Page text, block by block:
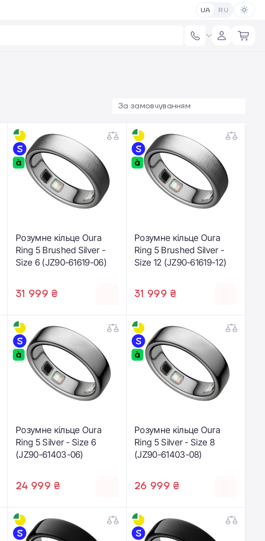
UA RU
За замовчуванням
Розумне кільце Oura
Ring 5 Brushed Silver -
Size 6 (JZ90-61619-06)
31 999 ₴
Розумне кільце Oura
Ring 5 Brushed Silver -
Size 12 (JZ90-61619-12)
31 999 ₴
Розумне кільце Oura
Ring 5 Silver - Size 6
(JZ90-61403-06)
24 999 ₴
Розумне кільце Oura
Ring 5 Silver - Size 8
(JZ90-61403-08)
26 999 ₴